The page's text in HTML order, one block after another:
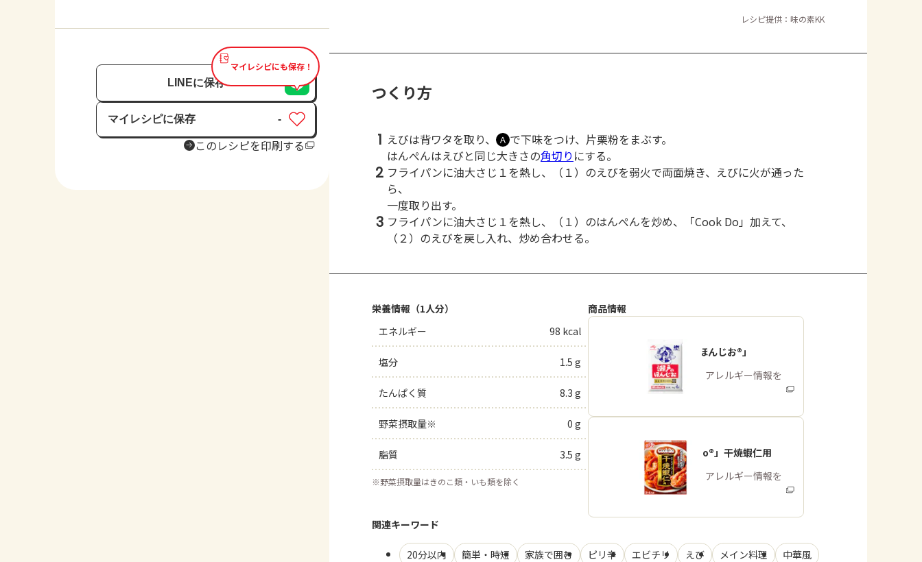
マイレシピにも保存！
LINEに保存
マイレシピに保存
保存済み
-
このレシピを印刷する
レシピ提供：味の素KK
つくり方
1 えびは背ワタを取り、 Ａ で下味をつけ、片栗粉をまぶす。
はんぺんはえびと同じ大きさの角切り にする。
2 フライパンに油大さじ１を熱し、（１）のえびを弱火で両面焼き、えびに火が通った
ら、
一度取り出す。
3 フライパンに油大さじ１を熱し、（１）のはんぺんを炒め、「Cook Do」加えて、
（２）のえびを戻し入れ、炒め合わせる。
栄養情報（1人分）
エネルギー
98 kcal
塩分 1.5 g
たんぱく質 8.3 g
野菜摂取量※ 0 g
脂質 3.5 g
※野菜摂取量はきのこ類・いも類を除く
商品情報
「瀬戸のほんじお®」
商品・アレルギー情報を
みる
「Cook Do®」干焼蝦仁用
商品・アレルギー情報を
みる
関連キーワード
20分以内 簡単・時短 家族で囲む ピリ辛 エビチリ えび メイン料理
中華風